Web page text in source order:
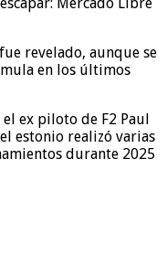
revelado, aunque se
en los últimos
ex piloto de F2 Paul
estonio realizó varias
durante 2025